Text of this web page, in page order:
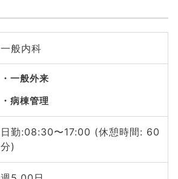
一般内科
一般外来
病棟管理
日勤:08:30〜17:00 (休憩時間: 60
分)